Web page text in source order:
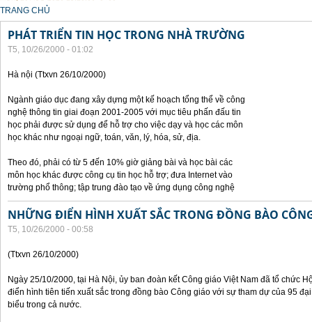
YOU ARE HERE
TRANG CHỦ
PHÁT TRIỂN TIN HỌC TRONG NHÀ TRƯỜNG
T5, 10/26/2000 - 01:02
Hà nội (Ttxvn 26/10/2000)
Ngành giáo dục đang xây dựng một kế hoạch tổng thể về công
nghệ thông tin giai đoạn 2001-2005 với mục tiêu phấn đấu tin
học phải được sử dụng để hỗ trợ cho việc dạy và học các môn
học khác như ngoại ngữ, toán, văn, lý, hóa, sử, địa.
Theo đó, phải có từ 5 đến 10% giờ giảng bài và học bài các
môn học khác được công cụ tin học hỗ trợ; đưa Internet vào
trường phổ thông; tập trung đào tạo về ứng dụng công nghệ
NHỮNG ĐIỂN HÌNH XUẤT SẮC TRONG ĐỒNG BÀO
T5, 10/26/2000 - 00:58
(Ttxvn 26/10/2000)
Ngày 25/10/2000, tại Hà Nội, ủy ban đoàn kết Công giáo Việt Nam đã tổ chức
điển hình tiên tiến xuất sắc trong đồng bào Công giáo với sự tham dự của 95
biểu trong cả nước.